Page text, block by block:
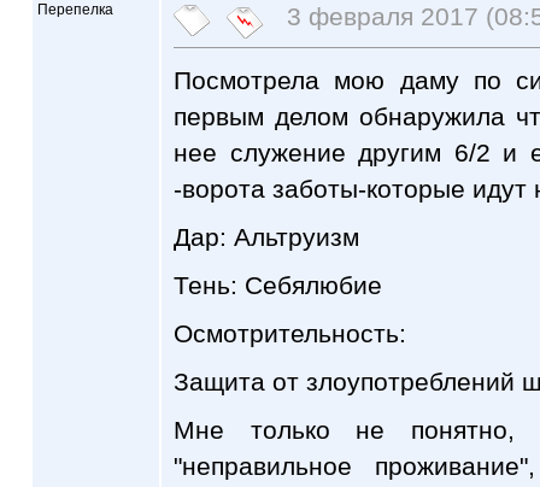
Перепелка 3 февраля 2017
Посмотрела мою даму по
первым делом обнаружила
нее служение другим 6/2 и
-ворота заботы-которые идут
Дар: Альтруизм
Тень: Себялюбие
Осмотрительность:
Защита от злоупотреблений
Мне только не понятно,
"неправильное